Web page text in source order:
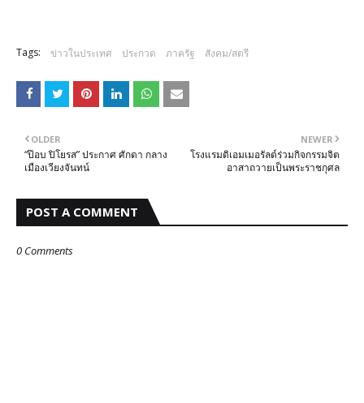
Tags: ข่าวในประเทศ ประกวด ภาครัฐ สังคม/สตรี
NEWER
โรงแรมดิเอมเมอรัลด์ร่วมกิจกรรมจิต
อาสาถวายเป็นพระราชกุศล
OLDER
“ป๊อบ ปิโยรส” ประกาศ ศักดา กลาง
เมืองเวียงจันทน์
POST A COMMENT
0 Comments